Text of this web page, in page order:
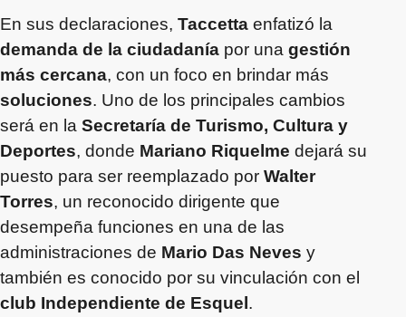
En sus declaraciones, Taccetta enfatizó la
demanda de la ciudadanía por una gestión
más cercana, con un foco en brindar más
soluciones. Uno de los principales cambios
será en la Secretaría de Turismo, Cultura y
Deportes, donde Mariano Riquelme dejará su
puesto para ser reemplazado por Walter
Torres, un reconocido dirigente que
desempeña funciones en una de las
administraciones de Mario Das Neves y
también es conocido por su vinculación con el
club Independiente de Esquel .